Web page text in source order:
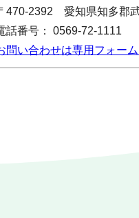
470-2392 愛知県知多郡
話番号： 0569-72-1111
問い合わせは専用フォー